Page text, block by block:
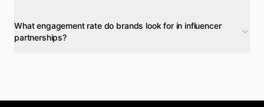
What engagement rate do brands look for in influencer
partnerships?